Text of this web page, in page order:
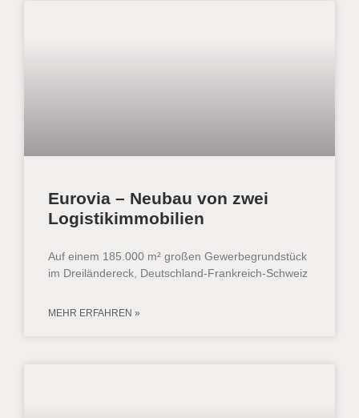
Eurovia – Neubau von zwei
Logistikimmobilien
Auf einem 185.000 m² großen Gewerbegrundstück
im Dreiländereck, Deutschland-Frankreich-Schweiz
MEHR ERFAHREN »